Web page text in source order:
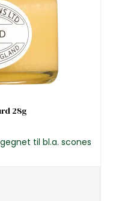
28g
til bl.a. scones